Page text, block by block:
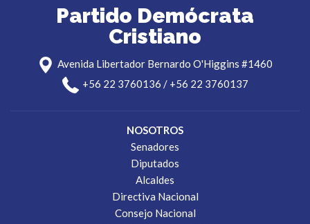
Partido Demócrata
Cristiano
Avenida Libertador Bernardo O'Higgins #1460
+56 22 3760136 / +56 22 3760137
NOSOTROS
Senadores
Diputados
Alcaldes
Directiva Nacional
Consejo Nacional